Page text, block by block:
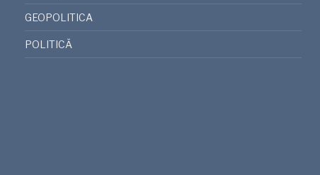
GEOPOLITICA
POLITICĂ